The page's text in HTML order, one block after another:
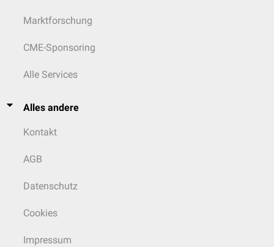
Marktforschung
CME-Sponsoring
Alle Services
Alles andere
Kontakt
AGB
Datenschutz
Cookies
Impressum